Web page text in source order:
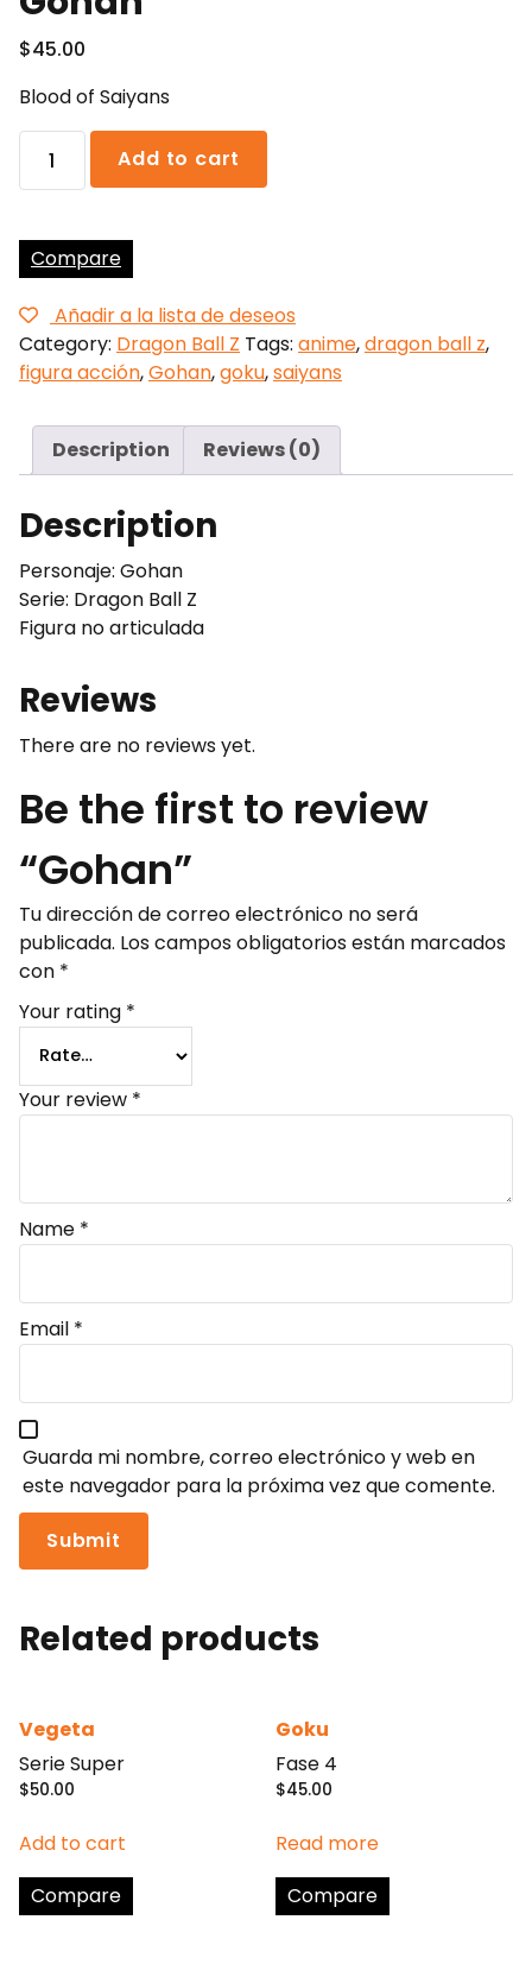
$45.00
Blood of Saiyans
quantity
Add to cart
Compare
Añadir a la lista de deseos
Category: Dragon Ball Z Tags: anime,dragon ball z,
figura acción,Gohan,goku,saiyans
Description Reviews (0)
Description
Personaje: Gohan
Serie: Dragon Ball Z
Figura no articulada
Reviews
There are no reviews yet.
Be the first to review
“Gohan”
Tu dirección de correo electrónico no será
publicada. Los campos obligatorios están marcados
con *
Your rating *
Your review *
Name *
Email *
Guarda mi nombre, correo electrónico y web en
este navegador para la próxima vez que comente.
Related products
Vegeta
Serie Super
$50.00
Add to cart
Compare
Goku
Fase 4
$45.00
Read more
Compare